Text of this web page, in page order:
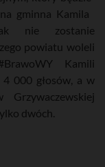
gminna Kamila
nie zostanie
powiatu woleli
Kamili
4 000 głosów, a w
dwóch.